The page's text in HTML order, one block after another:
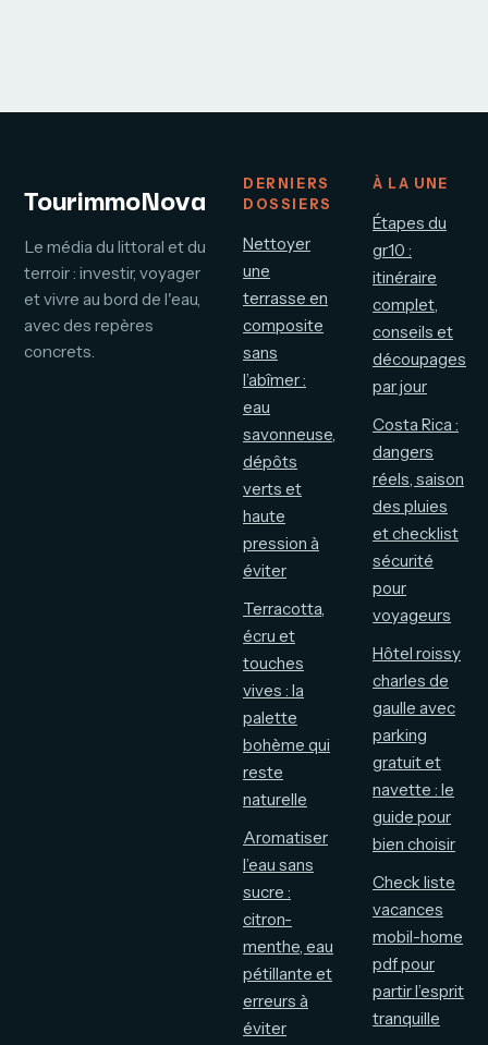
romain
TourimmoNova
Le média du littoral et du
terroir : investir, voyager
et vivre au bord de l'eau,
avec des repères
concrets.
DERNIERS
DOSSIERS
Nettoyer
une
terrasse en
composite
sans
l’abîmer :
eau
savonneuse,
dépôts
verts et
haute
pression à
éviter
Terracotta,
écru et
touches
vives : la
palette
bohème qui
reste
naturelle
Aromatiser
l’eau sans
sucre :
citron-
menthe, eau
pétillante et
erreurs à
éviter
À LA UNE
Étapes du
gr10 :
itinéraire
complet,
conseils et
découpages
par jour
Costa Rica :
dangers
réels, saison
des pluies
et checklist
sécurité
pour
voyageurs
Hôtel roissy
charles de
gaulle avec
parking
gratuit et
navette : le
guide pour
bien choisir
Check liste
vacances
mobil-home
pdf pour
partir l’esprit
tranquille